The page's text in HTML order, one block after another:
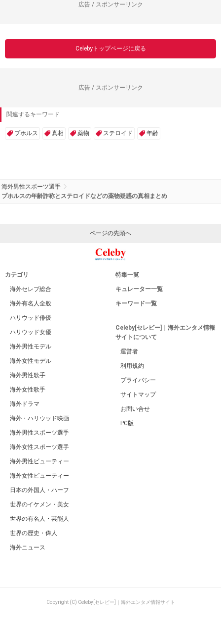
広告 / スポンサーリンク
Celebyトップページに戻る
広告 / スポンサーリンク
関連するキーワード
プホルス 真相 薬物 ステロイド 年齢
海外男性スポーツ選手
プホルスの年齢詐称とステロイドなどの薬物疑惑の真相まとめ
ページの先頭へ
カテゴリ
海外セレブ総合
海外有名人全般
ハリウッド俳優
ハリウッド女優
海外男性モデル
海外女性モデル
海外男性歌手
海外女性歌手
海外ドラマ
海外・ハリウッド映画
海外男性スポーツ選手
海外女性スポーツ選手
海外男性ビューティー
海外女性ビューティー
日本の外国人・ハーフ
世界のイケメン・美女
世界の有名人・芸能人
世界の歴史・偉人
海外ニュース
特集一覧
キュレーター一覧
キーワード一覧
Celeby[セレビー]｜海外エンタメ情報
サイトについて
運営者
利用規約
プライバシー
サイトマップ
お問い合せ
PC版
Copyright (C) Celeby[セレビー]｜海外エンタメ情報サイト